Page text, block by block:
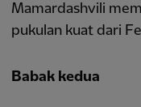
Mamardashvili
pukulan kuat dari
Babak kedua